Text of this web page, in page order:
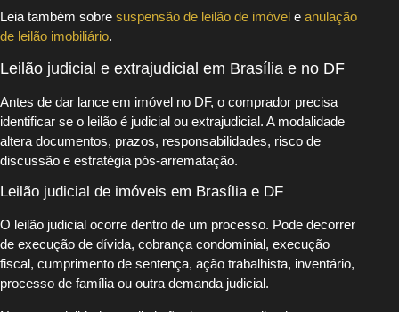
Leia também sobre suspensão de leilão de imóvel e anulação
de leilão imobiliário.
Leilão judicial e extrajudicial em Brasília e no DF
Antes de dar lance em imóvel no DF, o comprador precisa
identificar se o leilão é judicial ou extrajudicial. A modalidade
altera documentos, prazos, responsabilidades, risco de
discussão e estratégia pós-arrematação.
Leilão judicial de imóveis em Brasília e DF
O leilão judicial ocorre dentro de um processo. Pode decorrer
de execução de dívida, cobrança condominial, execução
fiscal, cumprimento de sentença, ação trabalhista, inventário,
processo de família ou outra demanda judicial.